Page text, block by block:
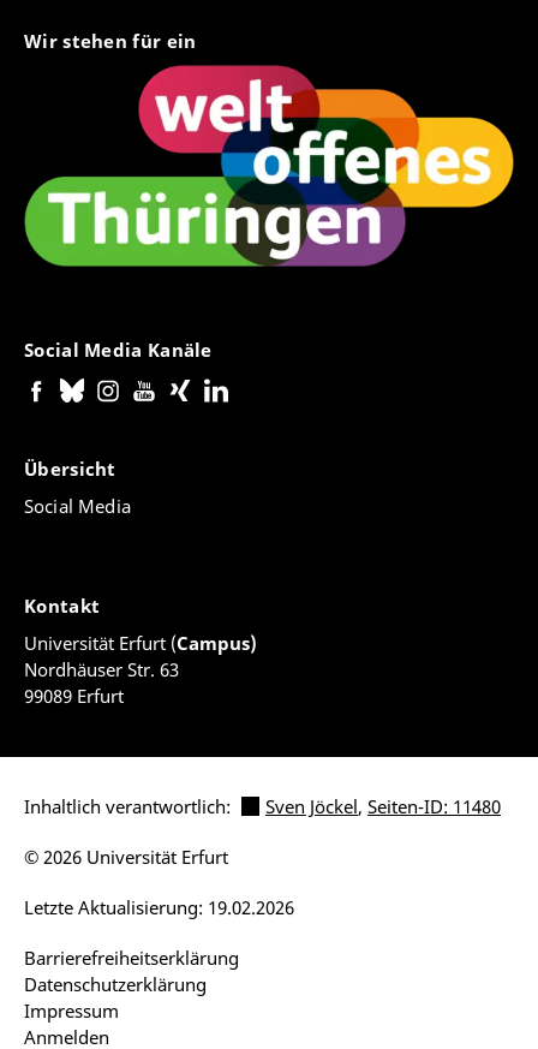
Wir stehen für ein
Social Media Kanäle
Übersicht
Social Media
Kontakt
Universität Erfurt (Campus)
Nordhäuser Str. 63
99089 Erfurt
Inhaltlich verantwortlich: Sven Jöckel, Seiten-ID: 11480
Barrierefreiheitserklärung
Datenschutzerklärung
Impressum
Anmelden
Letzte Aktualisierung: 19.02.2026
© 2026 Universität Erfurt